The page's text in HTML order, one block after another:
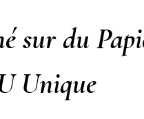
sur du
Unique